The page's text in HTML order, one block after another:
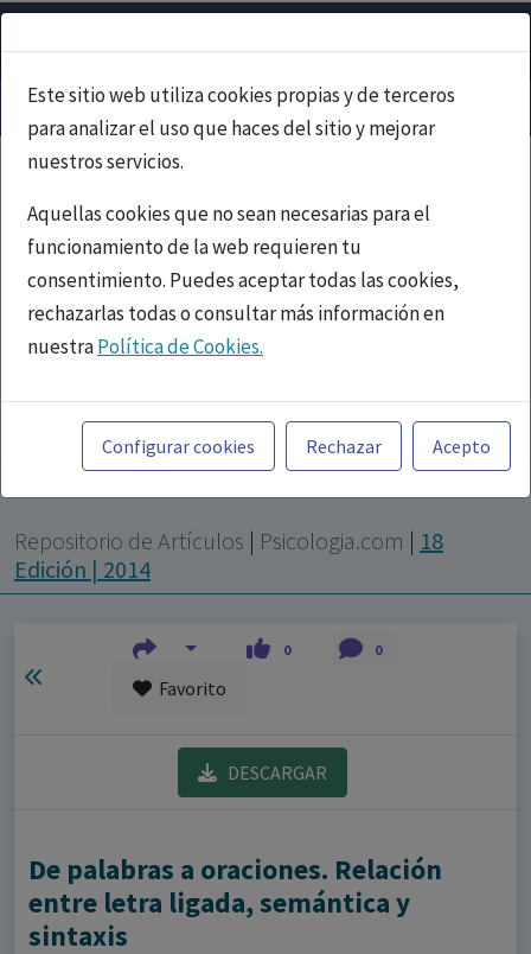
Este sitio web utiliza cookies propias y de terceros
para analizar el uso que haces del sitio y mejorar
nuestros servicios.
Aquellas cookies que no sean necesarias para el
funcionamiento de la web requieren tu
consentimiento. Puedes aceptar todas las cookies,
rechazarlas todas o consultar más información en
nuestraPolítica de Cookies.
Toda la información incluida en la Página Web está
referida a productos del mercado español y, por
tanto, dirigida a profesionales sanitarios legalmente
facultados para prescribir o dispensar medicamentos
con ejercicio profesional. La información técnica de los
fármacos se facilita a título meramente informativo,
siendo responsabilidad de los profesionales
facultados prescribir medicamentos y decidir, en cada
caso concreto, el tratamiento más adecuado a las
necesidades del paciente.
Configurar cookies Rechazar Acepto
Repositorio de Artículos | Psicologia.com | 18
Edición | 2014
0 0
Favorito
DESCARGAR
De palabras a oraciones. Relación
entre letra ligada, semántica y
sintaxis